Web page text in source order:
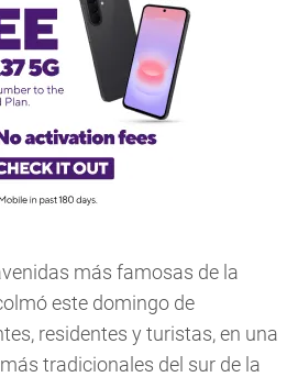
más famosas de la
este domingo de
residentes y turistas, en una
tradicionales del sur de la